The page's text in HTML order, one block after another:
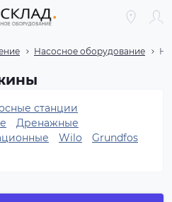
Насосное оборудование
станции
Дренажные
Wilo
Grundfos